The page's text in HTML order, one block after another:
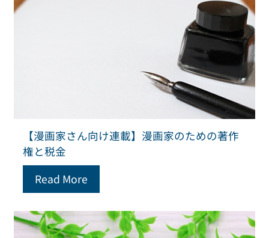
【漫画家さん向け連載】漫画家のための著作
権と税金
Read More